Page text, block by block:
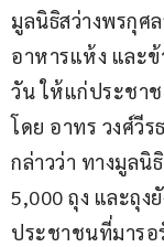
มูลนิธิสว่างพรกุศ
อาหารแห้ง และข้
วัน ให้แก่ประชา
โดย อาทร วงศ์วี
กล่าวว่า ทางมูลนิ
5,000 ถุง และถุ
ประชาชนที่มารอ